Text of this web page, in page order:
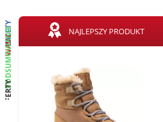
ZALETY
WADY
PODSUMOWANIE
OFERTY
NAJLEPSZY PRODUKT